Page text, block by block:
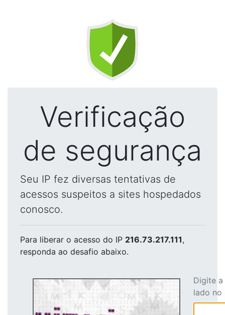
Verificação
de segurança
Seu IP fez diversas tentativas de
acessos suspeitos a sites hospedados
conosco.
Para liberar o acesso do IP 216.73.217.111,
responda ao desafio abaixo.
Digite
lado no